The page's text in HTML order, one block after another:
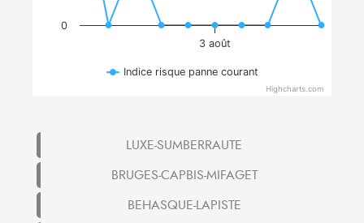
3 août
0
Indice risque panne courant
Highcharts.com
LUXE-SUMBERRAUTE
BRUGES-CAPBIS-MIFAGET
BEHASQUE-LAPISTE